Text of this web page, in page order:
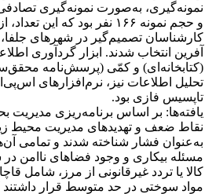
نمونه‌گیری، به‌صورت نمونه‌گیری
و حجم نمونه ۱۶۶ نفر بود که
کارشناسان تصمیم‌گیر در شهرهای جلفا،
آفرین انتخاب شدند. ابزار گردآوری
(کتابخانه‌ای) و کمّی (پرسش‌نامه
تاپسیس فازی بود.
یافته‌ها: بر اساس برنامه‌ریزی مدیریت
نقاط ضعف و تهدیدهای مدیریت محیط
به‌عنوان فشار شناخته شدند و تمامی
مسئله بیکاری و وجود فضاهای ناامن در
کالا یا تردد غیرقانونی از مرز، شامل
مواد سوختی در حد متوسط قرار داشتند